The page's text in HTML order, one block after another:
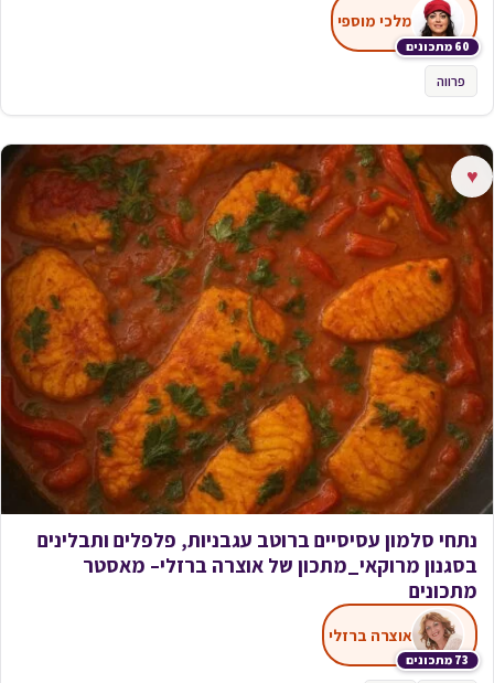
60 מתכונים
מלכי מוספי
פרווה
♥
נתחי סלמון עסיסיים ברוטב עגבניות, פלפלים ותבלינים
בסגנון מרוקאי_מתכון של אוצרה ברזלי– מאסטר
מתכונים
73 מתכונים
אוצרה ברזלי